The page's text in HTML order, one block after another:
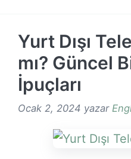
Yurt Dışı
mı? Güncel
İpuçları
Ocak 2, 2024 yazar